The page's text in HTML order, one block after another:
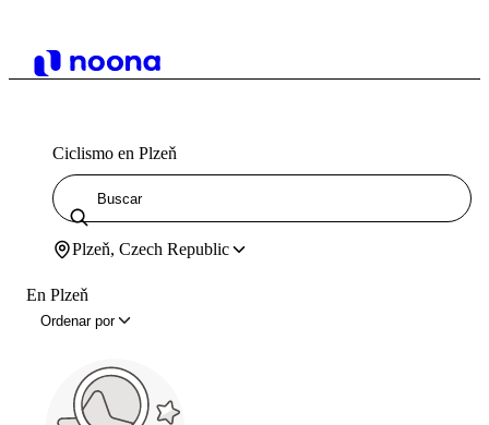
Ciclismo en Plzeň
Plzeň, Czech Republic
En Plzeň
Ordenar por